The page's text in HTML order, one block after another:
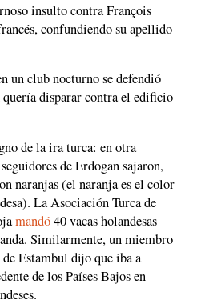
insulto contra François
confundiendo su apellido
un club nocturno se defendió
quería disparar contra el edificio
de la ira turca: en otra
de Erdogan sajaron,
naranjas (el naranja es el color
La Asociación Turca de
mandó40 vacas holandesas
Similarmente, un miembro
Estambul dijo que iba a
de los Países Bajos en